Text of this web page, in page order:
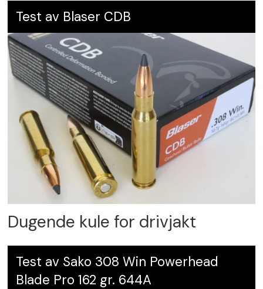
Test av Blaser CDB
Dugende kule for drivjakt
Test av Sako 308 Win Powerhead
Blade Pro 162 gr. 644A